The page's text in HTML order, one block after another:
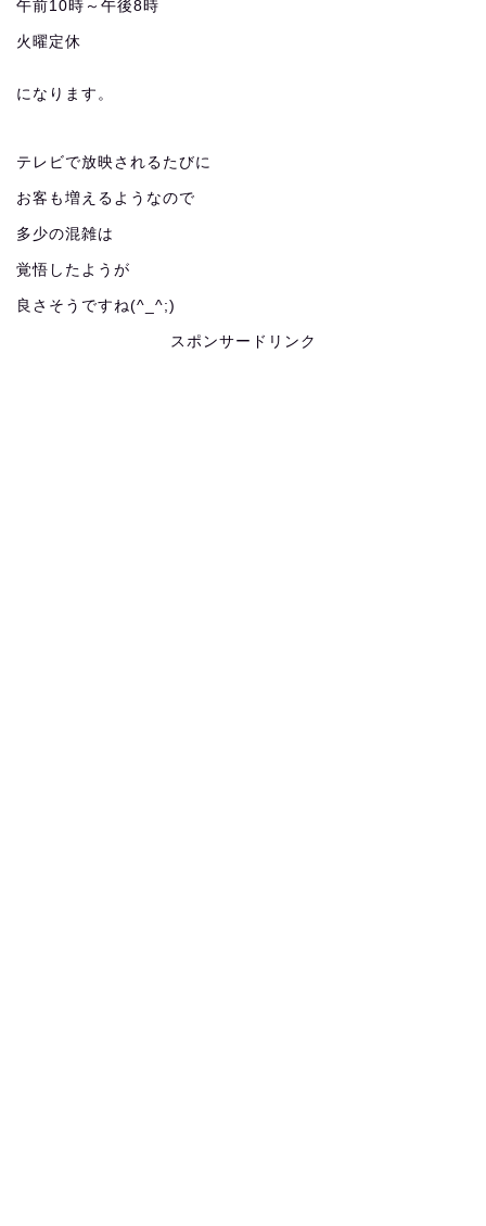
午前10時～午後8時
火曜定休
になります。
テレビで放映されるたびに
お客も増えるようなので
多少の混雑は
覚悟したようが
良さそうですね(^_^;)
スポンサードリンク